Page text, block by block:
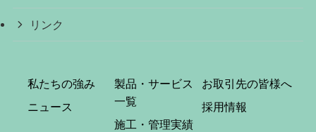
リンク
私たちの強み
ニュース
製品・サービス
一覧
施工・管理実績
お取引先の皆様へ
採用情報